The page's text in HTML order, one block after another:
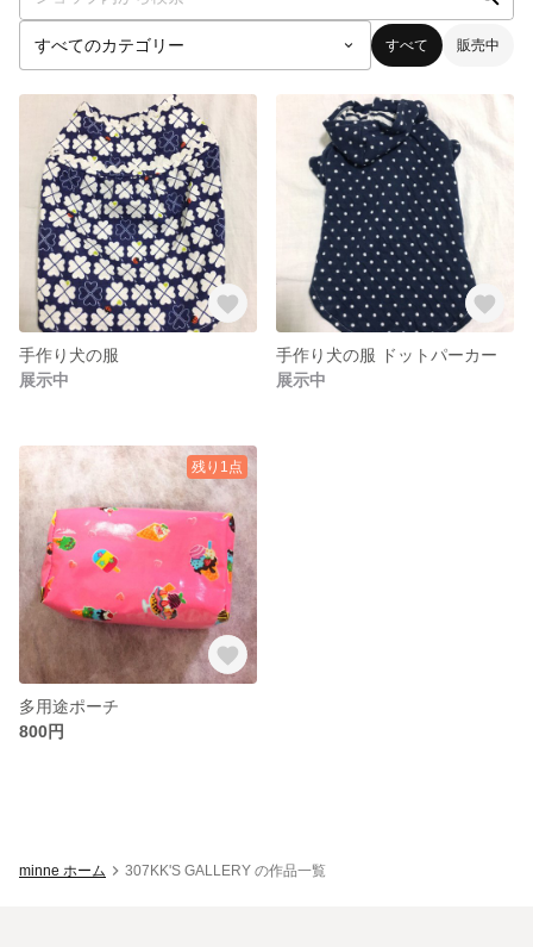
すべて 販売中
手作り犬の服
展示中
手作り犬の服 ドットパーカー
展示中
残り1点
多用途ポーチ
800円
minne ホーム 307KK'S GALLERY の作品一覧